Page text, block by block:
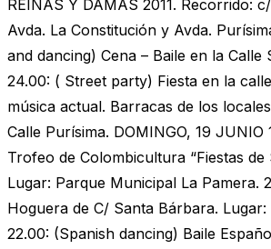
REINAS Y DAMAS 2011. Recorrido:
Avda. La Constitución y Avda.
and dancing) Cena – Baile en la Calle
24.00: ( Street party) Fiesta en la
música actual. Barracas de los
Calle Purísima. DOMINGO, 19 JUNIO
Trofeo de Colombicultura “Fiestas de
Lugar: Parque Municipal La Pamera.
Hoguera de C/ Santa Bárbara.
22.00: (Spanish dancing) Baile